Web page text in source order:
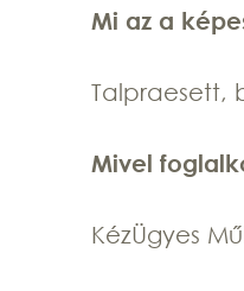
Mi az a
Talpraesett,
Mivel
KézÜgyes